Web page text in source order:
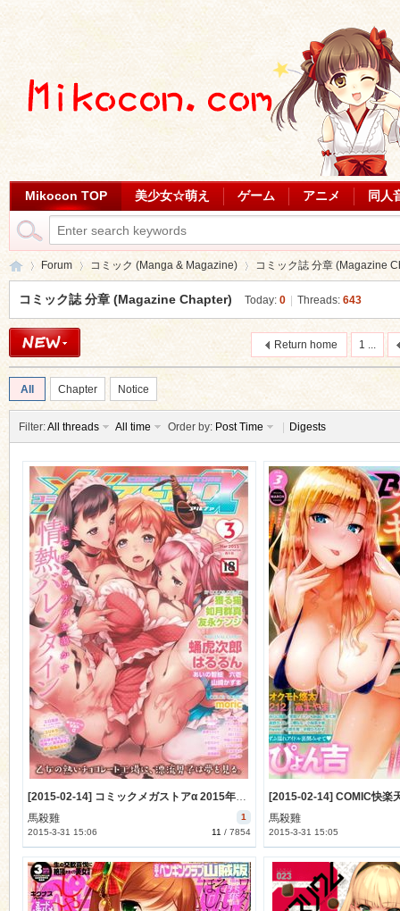
Mikocon TOP 美少女☆萌え ゲーム アニメ 同人
»
Forum コミック (Manga & Magazine) コミック誌 分章 (Magazine
コミック誌 分章 (Magazine Chapter) Today: 0 Threads: 643
1 ...
Return home
All Chapter Notice
Filter:All threads All time Order by: Post Time Digests
[2015-02-14] コミックメガストアα 2015年3月号 (comic megastore alpha 2015-3)
1
馬殺雞
11 / 7854
2015-3-31 15:06
馬殺雞
2015-3-31 15:05